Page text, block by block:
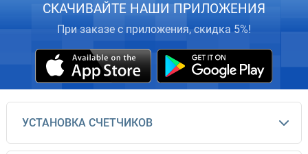
СКАЧИВАЙТЕ НАШИ ПРИЛОЖЕНИЯ
При заказе с приложения, скидка 5%!
УСТАНОВКА СЧЕТЧИКОВ